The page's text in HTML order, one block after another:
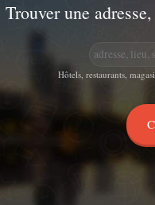
Trouver une
Hôtels, restaurants,